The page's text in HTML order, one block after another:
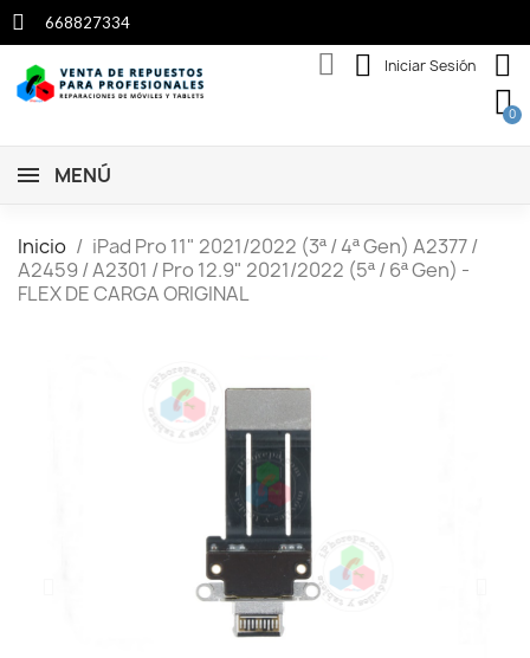
668827334
Iniciar Sesión
MENÚ
Inicio
iPad Pro 11" 2021/2022 (3ª / 4ª Gen) A2377 /
A2459 / A2301 / Pro 12.9" 2021/2022 (5ª / 6ª Gen) -
FLEX DE CARGA ORIGINAL